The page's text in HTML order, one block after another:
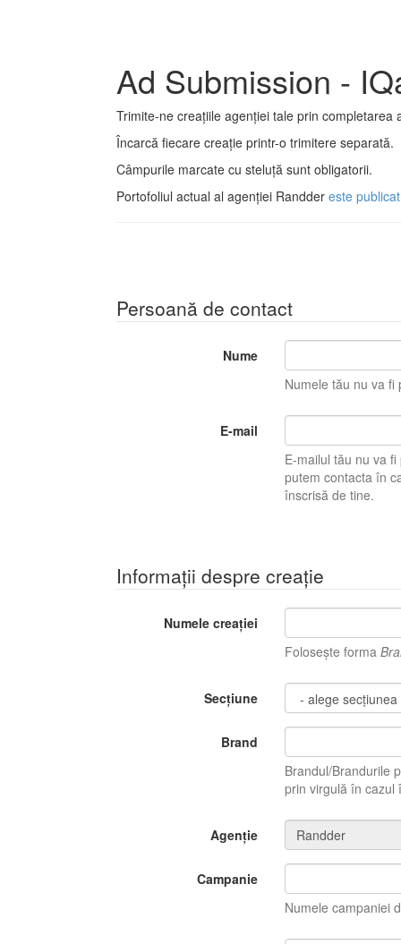
Ad Submission -
Trimite-ne creațiile agenției tale prin completarea
Încarcă fiecare creație printr-o trimitere separată.
Câmpurile marcate cu steluță sunt obligatorii.
Portofoliul actual al agenției Randder este
Persoană de contact
Nume
Numele tău nu va fi
E-mail
E-mailul tău nu va fi
putem contacta în
înscrisă de tine.
Informații despre creație
Numele creației
Folosește forma
Secțiune
Brand
Brandul/Brandurile
prin virgulă în
Agenție
Campanie
Numele campaniei